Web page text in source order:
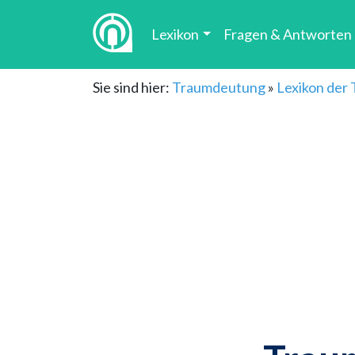
Lexikon Fragen & Antworten
Sie sind hier: Traumdeutung» Lexikon der